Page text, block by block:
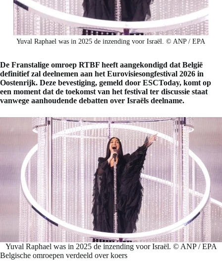
Yuval Raphael was in 2025 de inzending voor Israël. © ANP / EPA
De Franstalige omroep RTBF heeft aangekondigd dat België
definitief zal deelnemen aan het Eurovisiesongfestival 2026 in
Oostenrijk. Deze bevestiging, gemeld door ESCToday, komt op
een moment dat de toekomst van het festival ter discussie staat
vanwege aanhoudende debatten over Israëls deelname.
Yuval Raphael was in 2025 de inzending voor Israël. © ANP / EPA
Belgische omroepen verdeeld over koers